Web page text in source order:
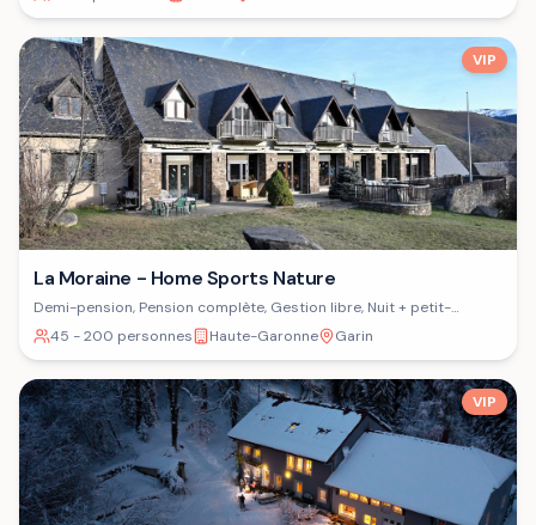
VIP
La Moraine - Home Sports Nature
Demi-pension, Pension complète, Gestion libre, Nuit + petit-
déjeuner
45 - 200 personnes Haute-Garonne Garin
VIP